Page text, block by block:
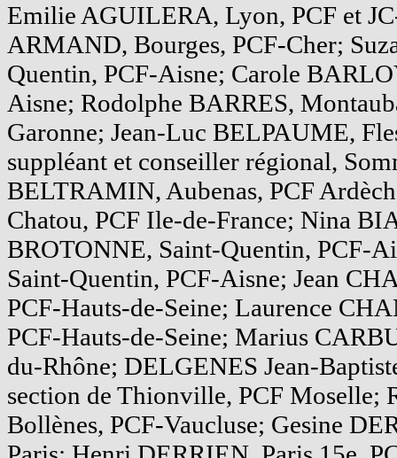
Emilie AGUILERA, Lyon, PCF et
ARMAND, Bourges, PCF-Cher;
Quentin, PCF-Aisne; Carole
Aisne; Rodolphe BARRES,
Garonne; Jean-Luc BELPAUME,
suppléant et conseiller régional,
BELTRAMIN, Aubenas, PCF
Chatou, PCF Ile-de-France; Nina
BROTONNE, Saint-Quentin, PCF-
Saint-Quentin, PCF-Aisne; Jean
PCF-Hauts-de-Seine; Laurence
PCF-Hauts-de-Seine; Marius
du-Rhône; DELGENES Jean-
section de Thionville, PCF Moselle;
Bollènes, PCF-Vaucluse; Gesine